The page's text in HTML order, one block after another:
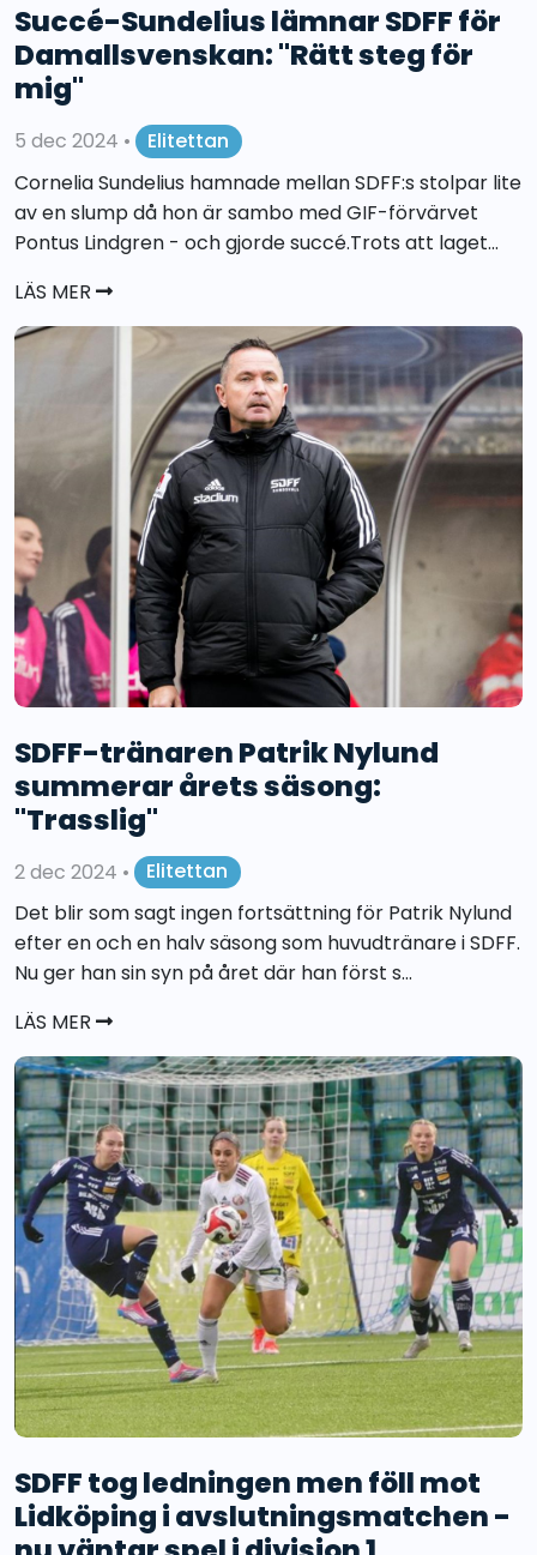
Succé-Sundelius lämnar SDFF för
Damallsvenskan: "Rätt steg för
mig"
5 dec 2024 •
Elitettan
Cornelia Sundelius hamnade mellan SDFF:s stolpar lite
av en slump då hon är sambo med GIF-förvärvet
Pontus Lindgren - och gjorde succé.Trots att laget...
LÄS MER
SDFF-tränaren Patrik Nylund
summerar årets säsong:
"Trasslig"
2 dec 2024 •
Elitettan
Det blir som sagt ingen fortsättning för Patrik Nylund
efter en och en halv säsong som huvudtränare i SDFF.
Nu ger han sin syn på året där han först s...
LÄS MER
SDFF tog ledningen men föll mot
Lidköping i avslutningsmatchen -